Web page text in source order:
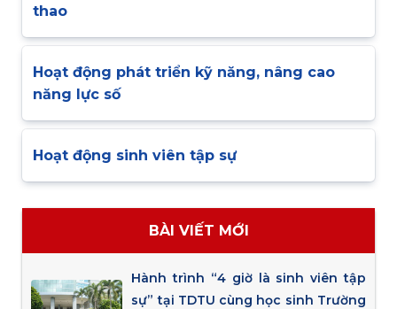
thao
Hoạt động phát triển kỹ năng, nâng cao
năng lực số
Hoạt động sinh viên tập sự
BÀI VIẾT MỚI
Hành trình “4 giờ là sinh viên tập
sự” tại TDTU cùng học sinh Trường